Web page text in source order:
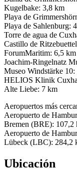
Kugelbake: 3,8 km
Playa de
Playa de Sahlenburg:
Torre de agua de
Castillo de
ForumMaritim: 6,5 km
Joachim-Ringelnatz
Museo Windstärke
HELIOS Klinik
Alte Liebe: 7 km
Aeropuertos más
Aeropuerto de
Bremen (BRE): 107,2
Aeropuerto de
Lübeck (LBC): 284,2
Ubicación